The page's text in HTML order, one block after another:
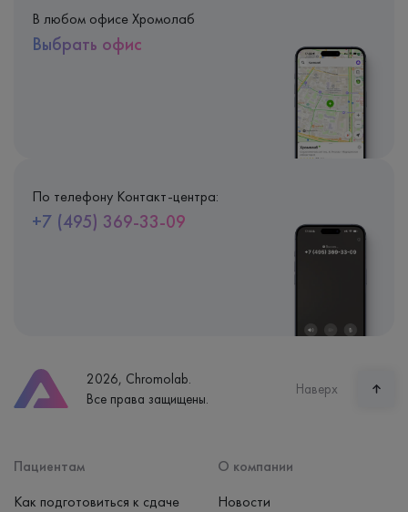
В любом офисе Хромолаб
Выбрать офис
По телефону Контакт-центра:
+7 (495) 369-33-09
2026, Chromolab.
Все права защищены.
Наверх
Пациентам
Как подготовиться к сдаче
О компании
Новости